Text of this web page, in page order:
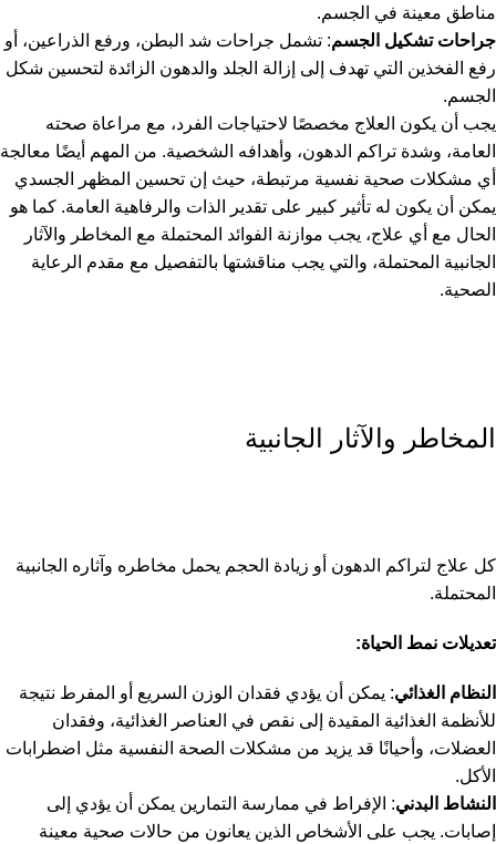
مناطق معينة في الجسم.
جراحات تشكيل الجسم: تشمل جراحات شد البطن، ورفع الذراعين، أو
رفع الفخذين التي تهدف إلى إزالة الجلد والدهون الزائدة لتحسين شكل
الجسم.
يجب أن يكون العلاج مخصصًا لاحتياجات الفرد، مع مراعاة صحته
العامة، وشدة تراكم الدهون، وأهدافه الشخصية. من المهم أيضًا معالجة
أي مشكلات صحية نفسية مرتبطة، حيث إن تحسين المظهر الجسدي
يمكن أن يكون له تأثير كبير على تقدير الذات والرفاهية العامة. كما هو
الحال مع أي علاج، يجب موازنة الفوائد المحتملة مع المخاطر والآثار
الجانبية المحتملة، والتي يجب مناقشتها بالتفصيل مع مقدم الرعاية
الصحية.
المخاطر والآثار الجانبية
كل علاج لتراكم الدهون أو زيادة الحجم يحمل مخاطره وآثاره الجانبية
المحتملة.
تعديلات نمط الحياة:
النظام الغذائي: يمكن أن يؤدي فقدان الوزن السريع أو المفرط نتيجة
للأنظمة الغذائية المقيدة إلى نقص في العناصر الغذائية، وفقدان
العضلات، وأحيانًا قد يزيد من مشكلات الصحة النفسية مثل اضطرابات
الأكل.
النشاط البدني: الإفراط في ممارسة التمارين يمكن أن يؤدي إلى
إصابات. يجب على الأشخاص الذين يعانون من حالات صحية معينة